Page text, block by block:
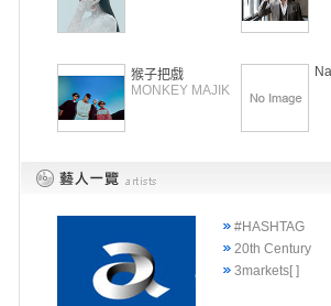
猴子把戲
MONKEY MAJIK
#HASHTAG
20th Century
3markets[ ]